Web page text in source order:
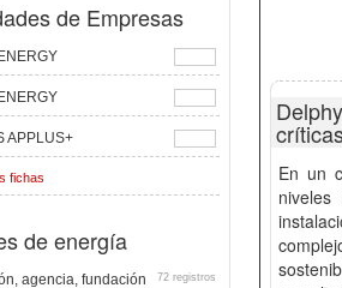
de Empresas
APPLUS+
fichas
de energía
agencia, fundación 72 registros
En un